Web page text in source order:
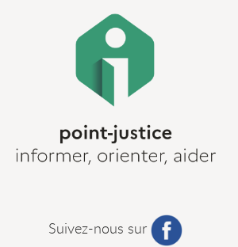
Suivez-nous sur